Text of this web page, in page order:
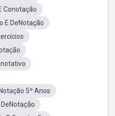
Conotação
E DeNotação
5º Anos